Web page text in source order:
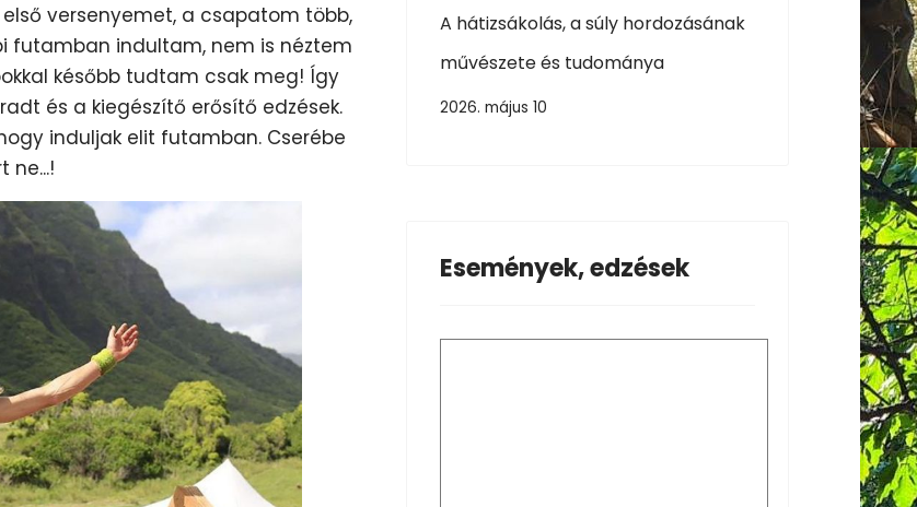
versenyemet, a csapatom több,
futamban indultam, nem is néztem
később tudtam csak meg! Így
és a kiegészítő erősítő edzések.
induljak elit futamban. Cserébe
ne...!
A hátizsákolás, a súly hordozásának
művészete és tudománya
2026. május 10
Események, edzések